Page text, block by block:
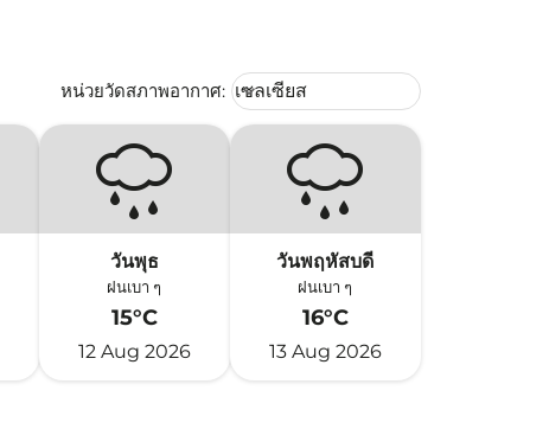
หน่วยวัดสภาพอากาศ: Weather unit option เซลเซียส
เซลเซียส
keyboard_arrow_down
วันพุธ
ฝนเบา ๆ
15°C
12 Aug 2026
วันพฤหัสบดี
ฝนเบา ๆ
16°C
13 Aug 2026